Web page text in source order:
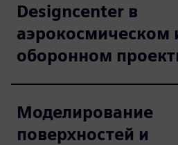
Designcenter в
аэрокосмическом
оборонном
Моделирование
поверхностей и